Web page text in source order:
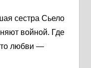
сестра Сьело
войной. Где
любви —